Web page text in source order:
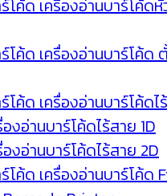
โค้ด เครื่องอ่านบาร์โค้ด
โค้ด เครื่องอ่านบาร์โค้ด
โค้ด เครื่องอ่านบาร์โค้ดไ
องอ่านบาร์โค้ดไร้สาย 1D
องอ่านบาร์โค้ดไร้สาย 2D
โค้ด เครื่องอ่านบาร์โค้ด